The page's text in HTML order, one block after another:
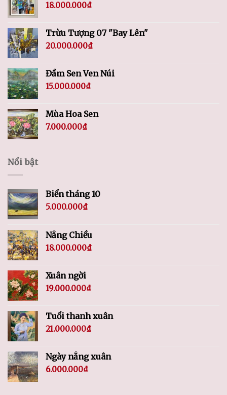
18.000.000₫
Trừu Tượng 07 "Bay Lên"
20.000.000₫
Đầm Sen Ven Núi
15.000.000₫
Mùa Hoa Sen
7.000.000₫
Nổi bật
Biển tháng 10
5.000.000₫
Nắng Chiều
18.000.000₫
Xuân ngời
19.000.000₫
Tuổi thanh xuân
21.000.000₫
Ngày nắng xuân
6.000.000₫